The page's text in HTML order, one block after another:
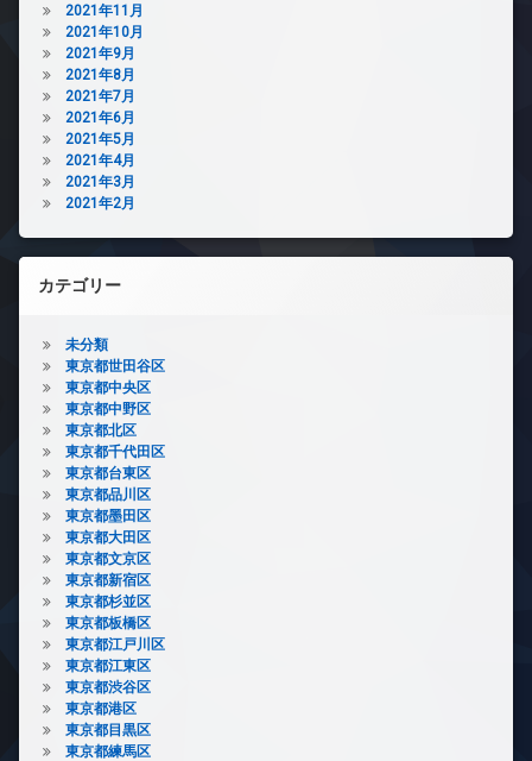
2021年11月
2021年10月
2021年9月
2021年8月
2021年7月
2021年6月
2021年5月
2021年4月
2021年3月
2021年2月
カテゴリー
未分類
東京都世田谷区
東京都中央区
東京都中野区
東京都北区
東京都千代田区
東京都台東区
東京都品川区
東京都墨田区
東京都大田区
東京都文京区
東京都新宿区
東京都杉並区
東京都板橋区
東京都江戸川区
東京都江東区
東京都渋谷区
東京都港区
東京都目黒区
東京都練馬区